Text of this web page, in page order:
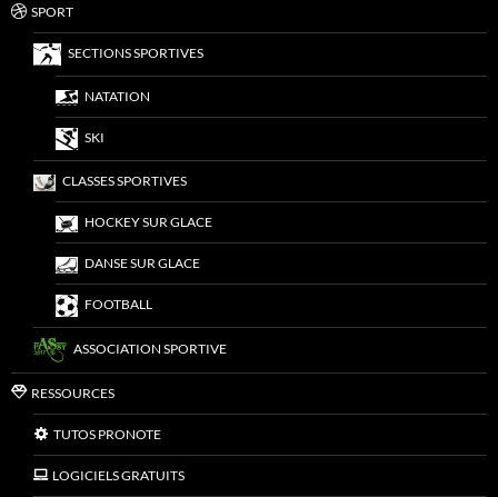
SPORT
SECTIONS SPORTIVES
NATATION
SKI
CLASSES SPORTIVES
HOCKEY SUR GLACE
DANSE SUR GLACE
FOOTBALL
ASSOCIATION SPORTIVE
RESSOURCES
TUTOS PRONOTE
LOGICIELS GRATUITS